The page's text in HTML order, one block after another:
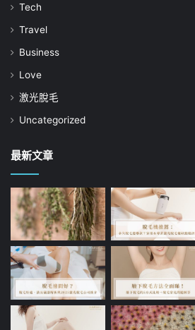
Tech
Travel
Business
Love
激光脫毛
Uncategorized
最新文章